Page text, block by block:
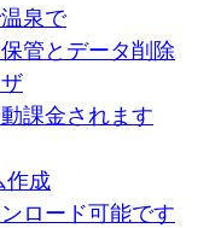
泉で
管とデータ削除
課金されます
作成
ロード可能です